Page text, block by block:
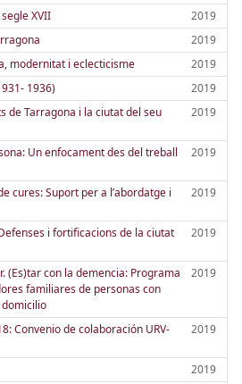
XVII
2019
2019
modernitat i eclecticisme
2019
1936)
2019
de Tarragona i la ciutat del seu
2019
Un enfocament des del treball
2019
cures: Suport per a l’abordatge i
2019
i fortificacions de la ciutat
2019
(Es)tar con la demencia: Programa
familiares de personas con
2019
Convenio de colaboración URV-
2019
2019